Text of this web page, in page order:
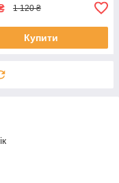
1 120 ₴
Купити